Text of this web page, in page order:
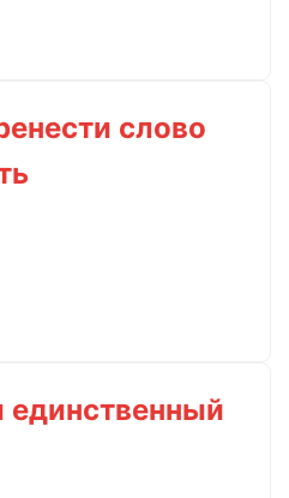
слово
единственный